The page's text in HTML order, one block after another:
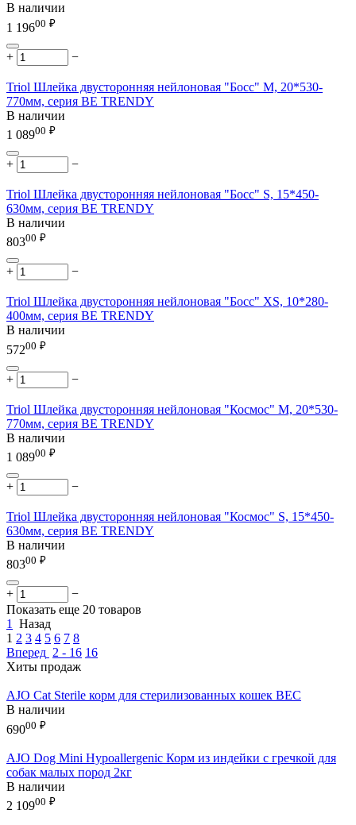
В наличии
1 19600 ₽
+ −
Triol Шлейка двусторонняя нейлоновая "Босс" M, 20*530-
770мм, серия BE TRENDY
В наличии
1 08900 ₽
+ −
Triol Шлейка двусторонняя нейлоновая "Босс" S, 15*450-
630мм, серия BE TRENDY
В наличии
80300 ₽
+ −
Triol Шлейка двусторонняя нейлоновая "Босс" XS, 10*280-
400мм, серия BE TRENDY
В наличии
57200 ₽
+ −
Triol Шлейка двусторонняя нейлоновая "Космос" M, 20*530-
770мм, серия BE TRENDY
В наличии
1 08900 ₽
+ −
Triol Шлейка двусторонняя нейлоновая "Космос" S, 15*450-
630мм, серия BE TRENDY
В наличии
80300 ₽
+
−
Показать еще 20 товаров
1 Назад
1 2 3 4 5 6 7 8
Вперед 2 - 16 16
Хиты продаж
AJO Cat Sterile корм для стерилизованных кошек ВЕС
В наличии
69000 ₽
AJO Dog Mini Hypoallergenic Корм из индейки с гречкой для
собак малых пород 2кг
В наличии
2 10900 ₽